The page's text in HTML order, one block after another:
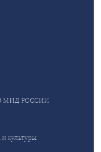
МИД РОССИИ
культуры